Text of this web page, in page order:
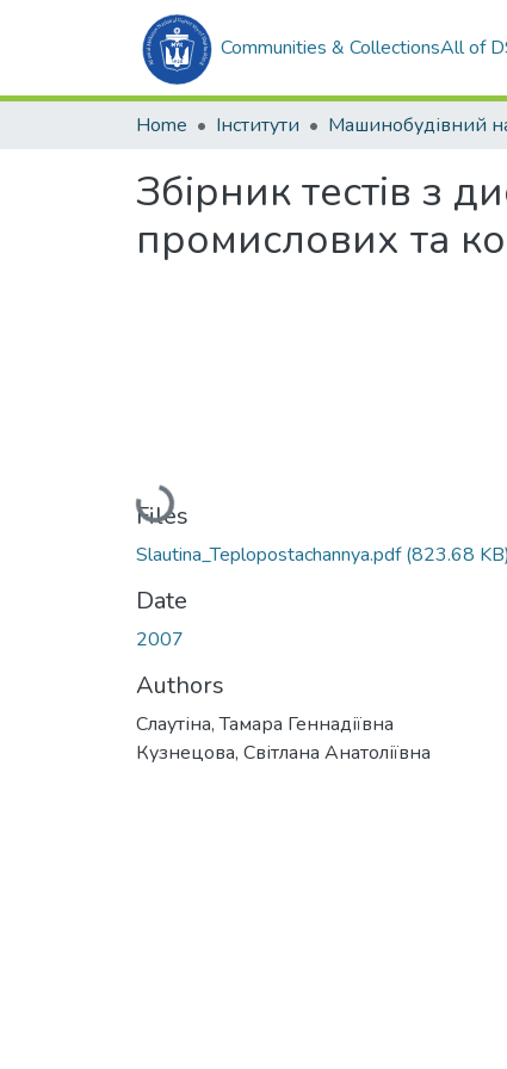
Communities & CollectionsAll of
Home Інститути
Збірник тестів з
промислових та
Loading...
Files
Slautina_Teplopostachannya.pdf(823.68 KB)
Date
2007
Authors
Слаутіна, Тамара Геннадіївна
Кузнецова, Світлана Анатоліївна